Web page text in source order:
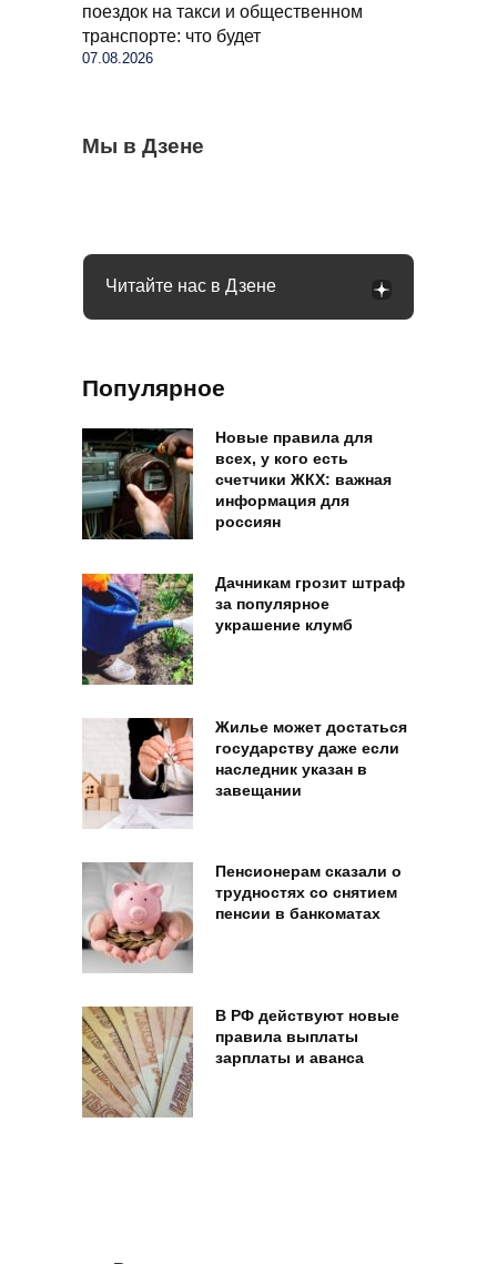
поездок на такси и общественном
транспорте: что будет
07.08.2026
Мы в Дзене
Когда можно выезжать на пешеходный
переход, а когда нужно ждать: что говорит
Бывший продавец выдала уловки
Семьи в России получат до 200 тысяч
Читайте нас в Дзене
Популярное
Новые правила для
всех, у кого есть
счетчики ЖКХ: важная
информация для
россиян
Дачникам грозит штраф
за популярное
украшение клумб
Жилье может достаться
государству даже если
наследник указан в
завещании
Пенсионерам сказали о
трудностях со снятием
пенсии в банкоматах
В РФ действуют новые
правила выплаты
зарплаты и аванса